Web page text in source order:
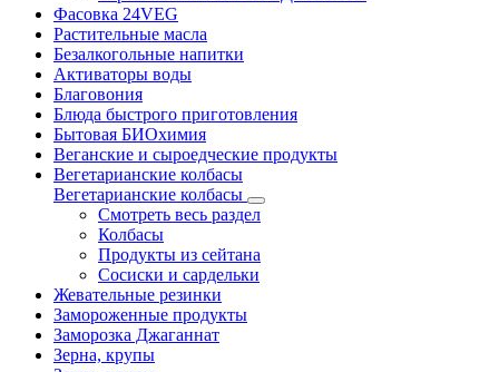
Фасовка 24VEG
Растительные масла
Безалкогольные напитки
Активаторы воды
Благовония
Блюда быстрого приготовления
Бытовая БИОхимия
Веганские и сыроедческие продукты
Вегетарианские колбасы
Вегетарианские колбасы
Смотреть весь раздел
Колбасы
Продукты из сейтана
Сосиски и сардельки
Жевательные резинки
Замороженные продукты
Заморозка Джаганнат
Зерна, крупы